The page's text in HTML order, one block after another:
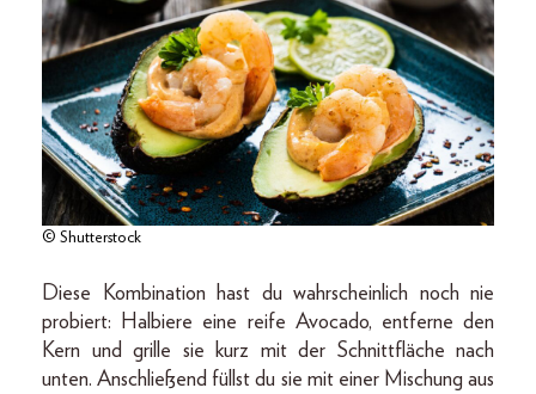
© Shutterstock
Diese Kombination hast du wahrscheinlich noch nie
probiert: Halbiere eine reife Avocado, entferne den
Kern und grille sie kurz mit der Schnittfläche nach
unten. Anschließend füllst du sie mit einer Mischung aus